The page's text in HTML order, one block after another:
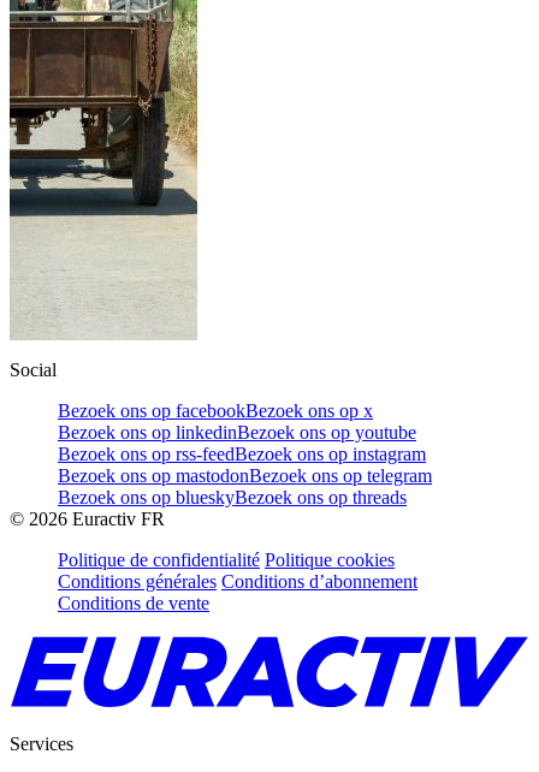
Social
Bezoek ons op facebookBezoek ons op x
Bezoek ons op linkedinBezoek ons op youtube
Bezoek ons op rss-feedBezoek ons op instagram
Bezoek ons op mastodonBezoek ons op telegram
Bezoek ons op blueskyBezoek ons op threads
© 2026 Euractiv FR
Politique de confidentialité Politique cookies
Conditions générales Conditions d’abonnement
Conditions de vente
Services